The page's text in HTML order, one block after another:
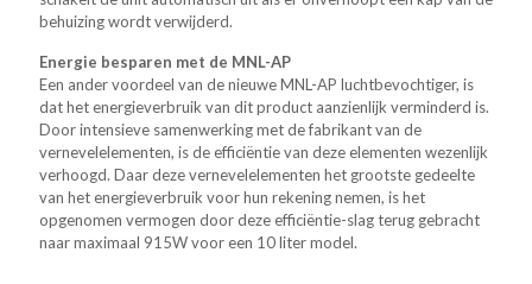
behuizing wordt verwijderd.
Energie besparen met de MNL-AP
Een ander voordeel van de nieuwe MNL-AP luchtbevochtiger, is
dat het energieverbruik van dit product aanzienlijk verminderd is.
Door intensieve samenwerking met de fabrikant van de
vernevelelementen, is de efficiëntie van deze elementen wezenlijk
verhoogd. Daar deze vernevelelementen het grootste gedeelte
van het energieverbruik voor hun rekening nemen, is het
opgenomen vermogen door deze efficiëntie-slag terug gebracht
naar maximaal 915W voor een 10 liter model.